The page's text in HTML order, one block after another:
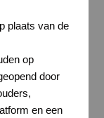
plaats van de
op
door
en een